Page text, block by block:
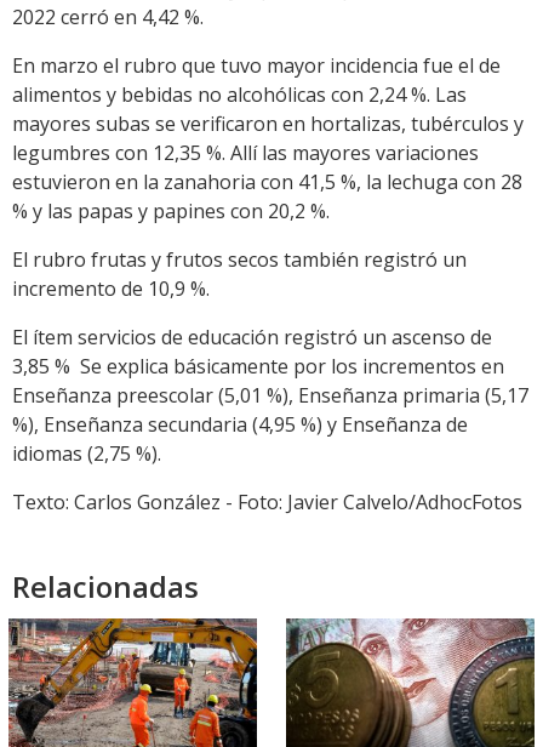
2022 cerró en 4,42 %.
En marzo el rubro que tuvo mayor incidencia fue el de
alimentos y bebidas no alcohólicas con 2,24 %. Las
mayores subas se verificaron en hortalizas, tubérculos y
legumbres con 12,35 %. Allí las mayores variaciones
estuvieron en la zanahoria con 41,5 %, la lechuga con 28
% y las papas y papines con 20,2 %.
El rubro frutas y frutos secos también registró un
incremento de 10,9 %.
El ítem servicios de educación registró un ascenso de
3,85 % Se explica básicamente por los incrementos en
Enseñanza preescolar (5,01 %), Enseñanza primaria (5,17
%), Enseñanza secundaria (4,95 %) y Enseñanza de
idiomas (2,75 %).
Texto: Carlos González - Foto: Javier Calvelo/AdhocFotos
Relacionadas